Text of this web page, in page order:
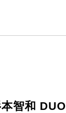
智和 DUO